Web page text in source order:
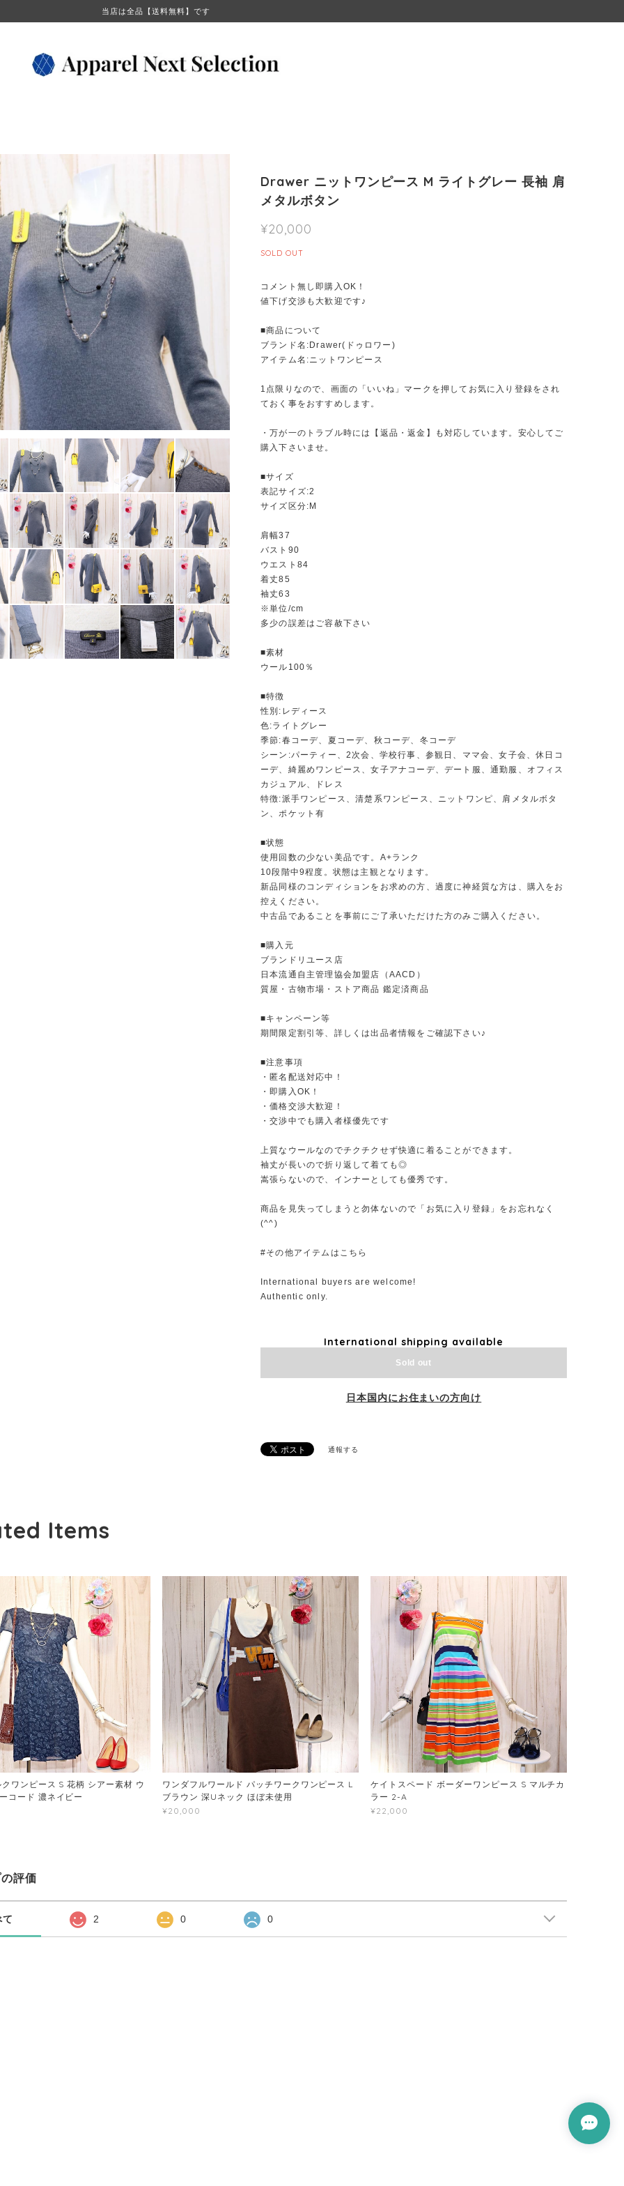
当店は全品【送料無料】です
Drawer ニットワンピース M ライトグレー 長袖 肩
メタルボタン
¥20,000
SOLD OUT
コメント無し即購入OK！
値下げ交渉も大歓迎です♪
■商品について
ブランド名:Drawer(ドゥロワー)
アイテム名:ニットワンピース
1点限りなので、画面の「いいね」マークを押してお気に入り登録をされ
ておく事をおすすめします。
・万が一のトラブル時には【返品・返金】も対応しています。安心してご
購入下さいませ。
■サイズ
表記サイズ:2
サイズ区分:M
肩幅37
バスト90
ウエスト84
着丈85
袖丈63
※単位/cm
多少の誤差はご容赦下さい
■素材
ウール100％
■特徴
性別:レディース
色:ライトグレー
季節:春コーデ、夏コーデ、秋コーデ、冬コーデ
シーン:パーティー、2次会、学校行事、参観日、ママ会、女子会、休日コ
ーデ、綺麗めワンピース、女子アナコーデ、デート服、通勤服、オフィス
カジュアル、ドレス
特徴:派手ワンピース、清楚系ワンピース、ニットワンピ、肩メタルボタ
ン、ポケット有
■状態
使用回数の少ない美品です。A+ランク
10段階中9程度。状態は主観となります。
新品同様のコンディションをお求めの方、過度に神経質な方は、購入をお
控えください。
中古品であることを事前にご了承いただけた方のみご購入ください。
■購入元
ブランドリユース店
日本流通自主管理協会加盟店（AACD）
質屋・古物市場・ストア商品 鑑定済商品
■キャンペーン等
期間限定割引等、詳しくは出品者情報をご確認下さい♪
■注意事項
・匿名配送対応中！
・即購入OK！
・価格交渉大歓迎！
・交渉中でも購入者様優先です
上質なウールなのでチクチクせず快適に着ることができます。
袖丈が長いので折り返して着ても◎
嵩張らないので、インナーとしても優秀です。
商品を見失ってしまうと勿体ないので「お気に入り登録」をお忘れなく
(^^)
#その他アイテムはこちら
International buyers are welcome!
Authentic only.
International shipping available
Sold out
日本国内にお住まいの方向け
通報する
Items
ワンピース S 花柄 シアー素材 ウ
コード 濃ネイビー
ワンダフルワールド パッチワークワンピース L
ブラウン 深Uネック ほぼ未使用
¥20,000
ケイトスペード ボーダーワンピース S マルチカ
ラー 2-A
¥22,000
評価
て 2 0 0